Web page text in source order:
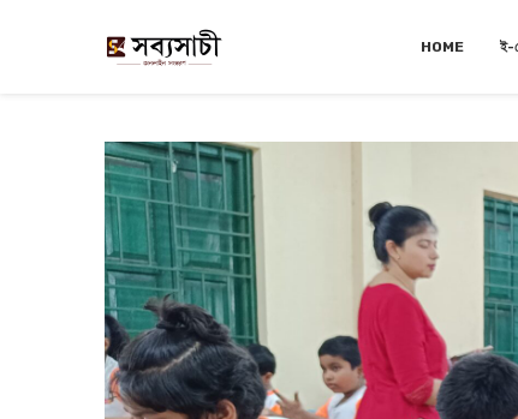
HOME ই-